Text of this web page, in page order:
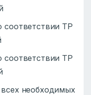
соответствии ТР
соответствии ТР
необходимых